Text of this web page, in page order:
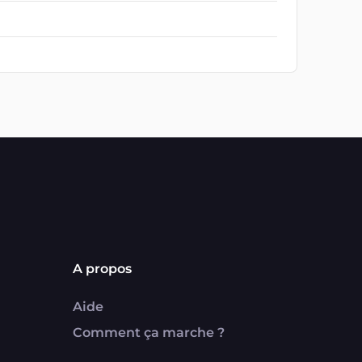
A propos
Aide
Comment ça marche ?